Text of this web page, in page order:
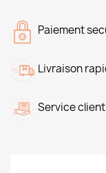
Paiement
Livraison
Service